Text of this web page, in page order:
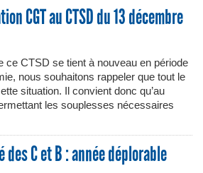
CGT au CTSD du 13 décembre
ce CTSD se tient à nouveau en période
nous souhaitons rappeler que tout le
situation. Il convient donc qu’au
les souplesses nécessaires
des C et B : année déplorable